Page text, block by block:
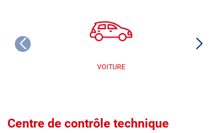
VOITURE
Centre de contrôle technique